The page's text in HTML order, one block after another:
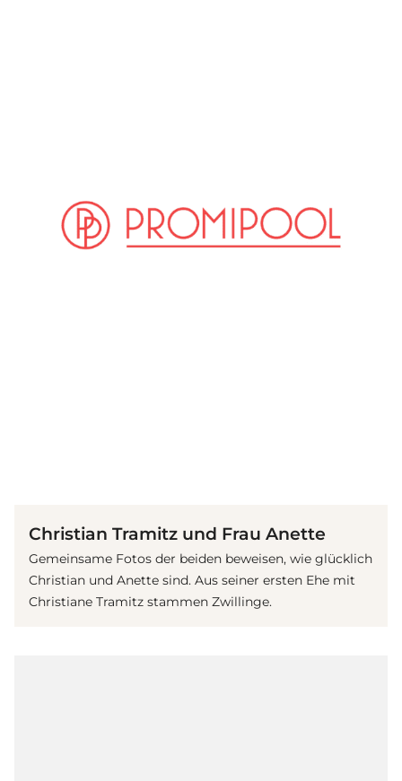
Christian Tramitz und Frau Anette
Gemeinsame Fotos der beiden beweisen, wie glücklich
Christian und Anette sind. Aus seiner ersten Ehe mit
Christiane Tramitz stammen Zwillinge.